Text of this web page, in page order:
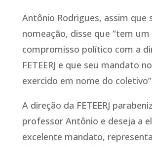
Antônio Rodrigues, assim que
nomeação, disse que “tem um
compromisso político com a
FETEERJ e que seu mandato no
exercido em nome do
A direção da FETEERJ
professor Antônio e deseja a
excelente mandato,